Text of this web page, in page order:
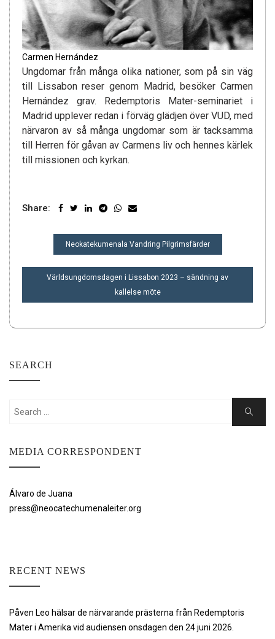
Carmen Hernández
Ungdomar från många olika nationer, som på sin väg
till Lissabon reser genom Madrid, besöker Carmen
Hernández grav. Redemptoris Mater-seminariet i
Madrid upplever redan i förväg glädjen över VUD, med
närvaron av så många ungdomar som är tacksamma
till Herren för gåvan av Carmens liv och hennes kärlek
till missionen och kyrkan.
Share:
INLÄGGSNAVIGERING
Neokatekumenala Vandring Pilgrimsfärder
Världsungdomsdagen i Lissabon 2023 – sändning av
kallelse möte
SEARCH
Search
Search
MEDIA CORRESPONDENT
Álvaro de Juana
press@neocatechumenaleiter.org
RECENT NEWS
Påven Leo hälsar de närvarande prästerna från Redemptoris
Mater i Amerika vid audiensen onsdagen den 24 juni 2026.